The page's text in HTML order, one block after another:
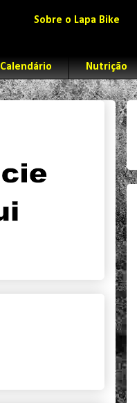
Sobre o Lapa Bike
Calendário Nutrição